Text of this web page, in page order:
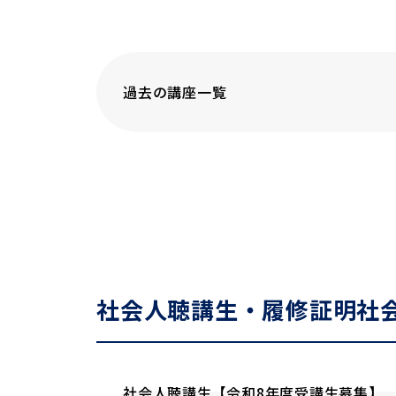
過去の講座一覧
社会人聴講生・履修証明社